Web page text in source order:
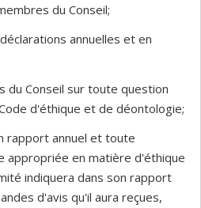
du Conseil;
annuelles et en
du Conseil sur toute question
d'éthique et de déontologie;
rapport annuel et toute
appropriée en matière d'éthique
indiquera dans son rapport
d'avis qu'il aura reçues,